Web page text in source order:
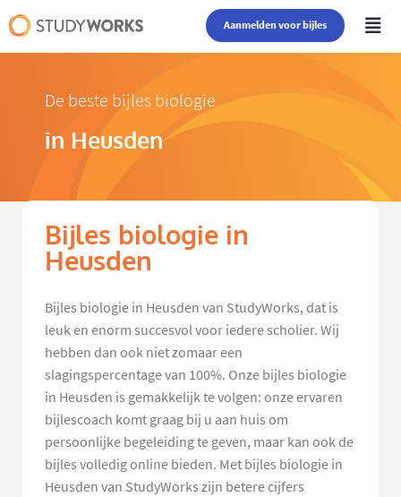
Aanmelden voor bijles
De beste bijles biologie
in Heusden
Bijles biologie in
Heusden
Bijles biologie in Heusden van StudyWorks, dat is
leuk en enorm succesvol voor iedere scholier. Wij
hebben dan ook niet zomaar een
slagingspercentage van 100%. Onze bijles biologie
in Heusden is gemakkelijk te volgen: onze ervaren
bijlescoach komt graag bij u aan huis om
persoonlijke begeleiding te geven, maar kan ook de
bijles volledig online bieden. Met bijles biologie in
Heusden van StudyWorks zijn betere cijfers